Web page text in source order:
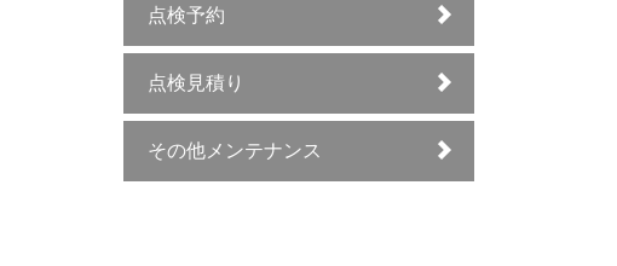
点検予約
点検見積り
その他メンテナンス